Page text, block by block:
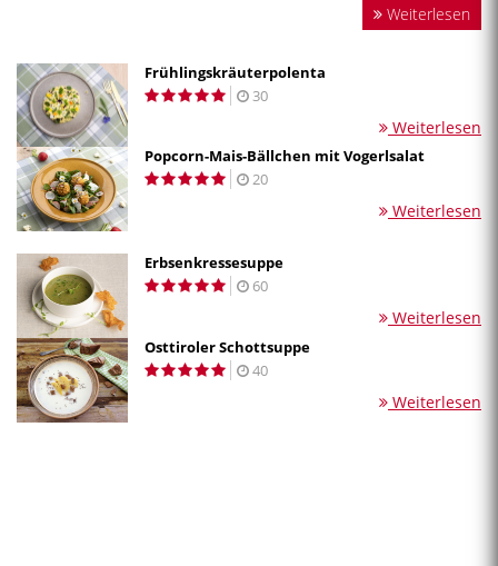
Weiterlesen
Frühlingskräuterpolenta
30
Weiterlesen
Popcorn-Mais-Bällchen mit Vogerlsalat
20
Weiterlesen
Erbsenkressesuppe
60
Weiterlesen
Osttiroler Schottsuppe
40
Weiterlesen